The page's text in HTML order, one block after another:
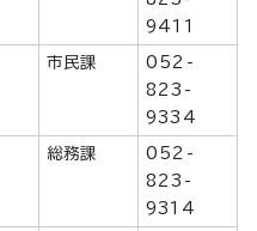
9411
市民課
052-
823-
9334
総務課
052-
823-
9314